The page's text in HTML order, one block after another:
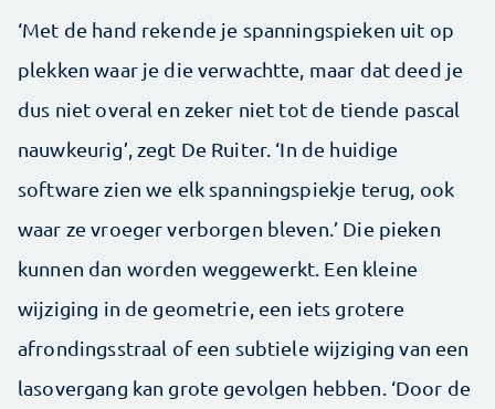
‘Met de hand rekende je spanningspieken uit op
plekken waar je die verwachtte, maar dat deed je
dus niet overal en zeker niet tot de tiende pascal
nauwkeurig’, zegt De Ruiter. ‘In de huidige
software zien we elk spanningspiekje terug, ook
waar ze vroeger verborgen bleven.’ Die pieken
kunnen dan worden weggewerkt. Een kleine
wijziging in de geometrie, een iets grotere
afrondingsstraal of een subtiele wijziging van een
lasovergang kan grote gevolgen hebben. ‘Door de